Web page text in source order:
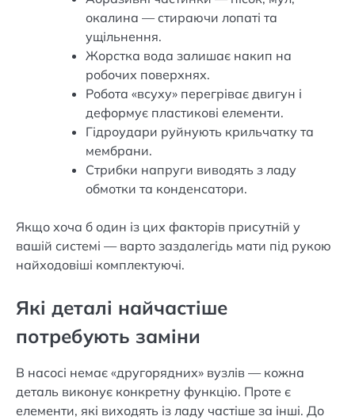
окалина — стираючи лопаті та
ущільнення.
Жорстка вода залишає накип на
робочих поверхнях.
Робота «всуху» перегріває двигун і
деформує пластикові елементи.
Гідроудари руйнують крильчатку та
мембрани.
Стрибки напруги виводять з ладу
обмотки та конденсатори.
Якщо хоча б один із цих факторів присутній у
вашій системі — варто заздалегідь мати під рукою
найходовіші комплектуючі.
Які деталі найчастіше
потребують заміни
В насосі немає «другорядних» вузлів — кожна
деталь виконує конкретну функцію. Проте є
елементи, які виходять із ладу частіше за інші. До